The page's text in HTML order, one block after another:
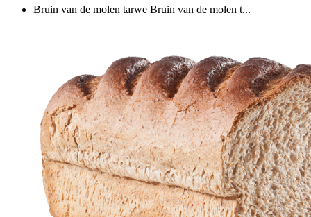
Bruin van de molen tarwe Bruin van de molen t...